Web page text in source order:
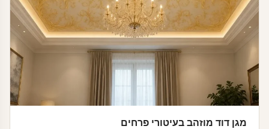
מגן דוד מוזהב בעיטורי פרחים